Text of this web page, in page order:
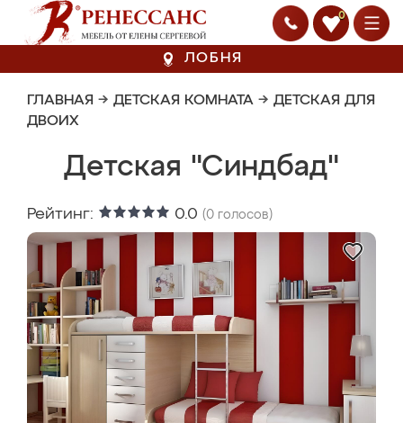
0
ЛОБНЯ
ГЛАВНАЯ → ДЕТСКАЯ КОМНАТА → ДЕТСКАЯ ДЛЯ
ДВОИХ
Детская "Синдбад"
Рейтинг: 0.0 (0 голосов)